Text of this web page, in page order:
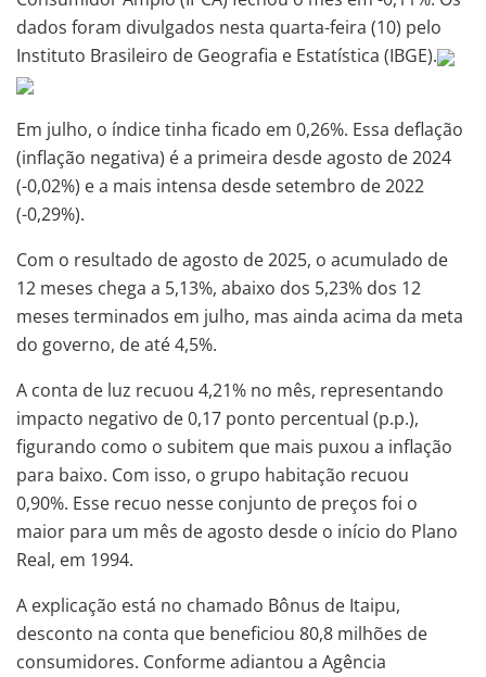
dados foram divulgados nesta quarta-feira (10) pelo
Instituto Brasileiro de Geografia e Estatística (IBGE).
Em julho, o índice tinha ficado em 0,26%. Essa deflação
(inflação negativa) é a primeira desde agosto de 2024
(-0,02%) e a mais intensa desde setembro de 2022
(-0,29%).
Com o resultado de agosto de 2025, o acumulado de
12 meses chega a 5,13%, abaixo dos 5,23% dos 12
meses terminados em julho, mas ainda acima da meta
do governo, de até 4,5%.
A conta de luz recuou 4,21% no mês, representando
impacto negativo de 0,17 ponto percentual (p.p.),
figurando como o subitem que mais puxou a inflação
para baixo. Com isso, o grupo habitação recuou
0,90%. Esse recuo nesse conjunto de preços foi o
maior para um mês de agosto desde o início do Plano
Real, em 1994.
A explicação está no chamado Bônus de Itaipu,
desconto na conta que beneficiou 80,8 milhões de
consumidores. Conforme adiantou a Agência